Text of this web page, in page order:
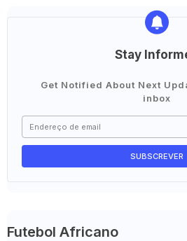
Stay
Get Notified About Next
inbox
Futebol Africano